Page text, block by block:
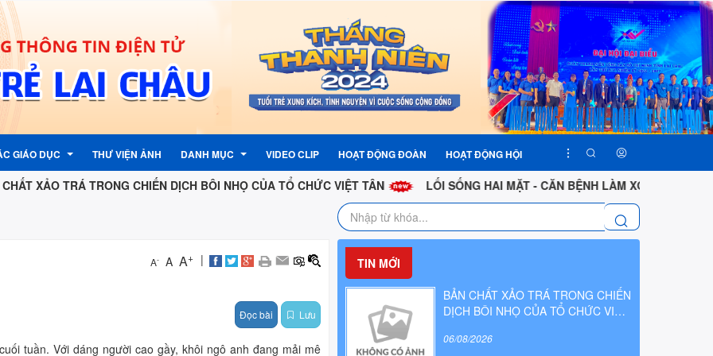
KỲ
ĐỘIĐỒNG
GIÁO DỤC THƯ VIỆN ẢNH DANH MỤC
LIÊN KẾT TRANG TIN ĐIỆN TỬ
PHẦN MỀM QUẢN LÍ VĂN BẢN
VIDEO CLIP HOẠT ĐỘNG ĐOÀN HOẠT ĐỘNG HỘI
TRÁ TRONG CHIẾN DỊCH BÔI NHỌ CỦA TỔ CHỨC VIỆT TÂN LỐI SỐNG HAI MẶT - CĂN BỆNH LÀM XÓI MÒN PHẨM CHẤT
A- A A+ |
Đọc bài Lưu
tuần. Với dáng người cao gầy, khôi ngô anh đang mải mê
TIN MỚI
BẢN CHẤT XẢO TRÁ TRONG CHIẾN
DỊCH BÔI NHỌ CỦA TỔ CHỨC VIỆT
06/08/2026